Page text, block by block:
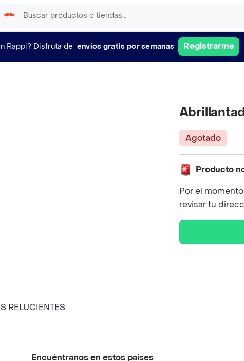
Rappi? Disfruta de envíos gratis por semanas Registrarme
Agotado
Producto
Por el
revisar tu
RELUCIENTES
Encuéntranos en estos países